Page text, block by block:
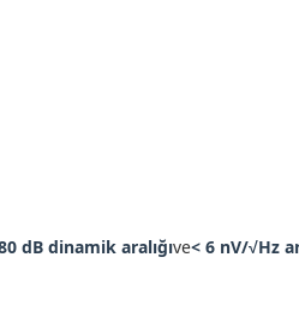
dB dinamik aralığıve< 6 nV/√Hz